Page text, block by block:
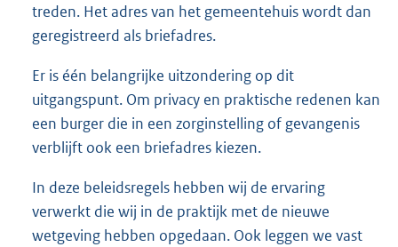
treden. Het adres van het gemeentehuis wordt dan
geregistreerd als briefadres.
Er is één belangrijke uitzondering op dit
uitgangspunt. Om privacy en praktische redenen kan
een burger die in een zorginstelling of gevangenis
verblijft ook een briefadres kiezen.
In deze beleidsregels hebben wij de ervaring
verwerkt die wij in de praktijk met de nieuwe
wetgeving hebben opgedaan. Ook leggen we vast